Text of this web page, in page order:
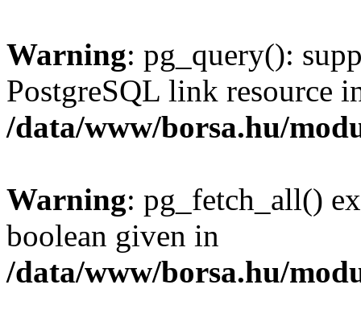
Warning: pg_query():
PostgreSQL link resource
/data/www/borsa.hu/
Warning: pg_fetch_all()
boolean given in
/data/www/borsa.hu/